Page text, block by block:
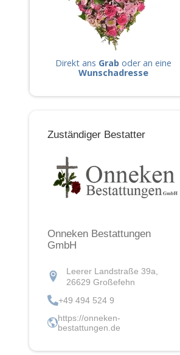
Direkt ans Graboder an eine
Wunschadresse
Zuständiger Bestatter
Onneken Bestattungen
GmbH
Leerer Landstraße 39a,
26629 Großefehn
+49 494 524 9
https://onneken-
bestattungen.de